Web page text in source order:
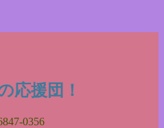
応援団！
0356